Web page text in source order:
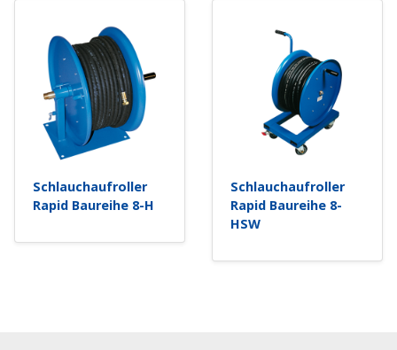
Schlauchaufroller
Rapid Baureihe 8-H
Schlauchaufroller
Rapid Baureihe 8-
HSW